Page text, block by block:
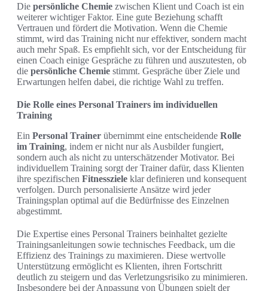
Die persönliche Chemie zwischen Klient und Coach ist ein
weiterer wichtiger Faktor. Eine gute Beziehung schafft
Vertrauen und fördert die Motivation. Wenn die Chemie
stimmt, wird das Training nicht nur effektiver, sondern macht
auch mehr Spaß. Es empfiehlt sich, vor der Entscheidung für
einen Coach einige Gespräche zu führen und auszutesten, ob
die persönliche Chemie stimmt. Gespräche über Ziele und
Erwartungen helfen dabei, die richtige Wahl zu treffen.
Die Rolle eines Personal Trainers im individuellen
Training
Ein Personal Trainer übernimmt eine entscheidende Rolle
im Training, indem er nicht nur als Ausbilder fungiert,
sondern auch als nicht zu unterschätzender Motivator. Bei
individuellem Training sorgt der Trainer dafür, dass Klienten
ihre spezifischen Fitnessziele klar definieren und konsequent
verfolgen. Durch personalisierte Ansätze wird jeder
Trainingsplan optimal auf die Bedürfnisse des Einzelnen
abgestimmt.
Die Expertise eines Personal Trainers beinhaltet gezielte
Trainingsanleitungen sowie technisches Feedback, um die
Effizienz des Trainings zu maximieren. Diese wertvolle
Unterstützung ermöglicht es Klienten, ihren Fortschritt
deutlich zu steigern und das Verletzungsrisiko zu minimieren.
Insbesondere bei der Anpassung von Übungen spielt der